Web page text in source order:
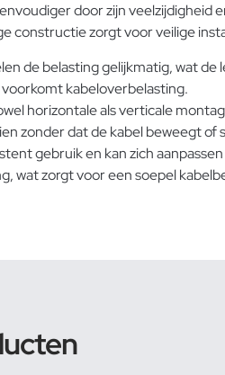
door zijn
constructie zorgt voor veilige
de belasting gelijkmatig, wat de
kabeloverbelasting.
horizontale als verticale
zonder dat de kabel beweegt of
gebruik en kan zich
wat zorgt voor een soepel